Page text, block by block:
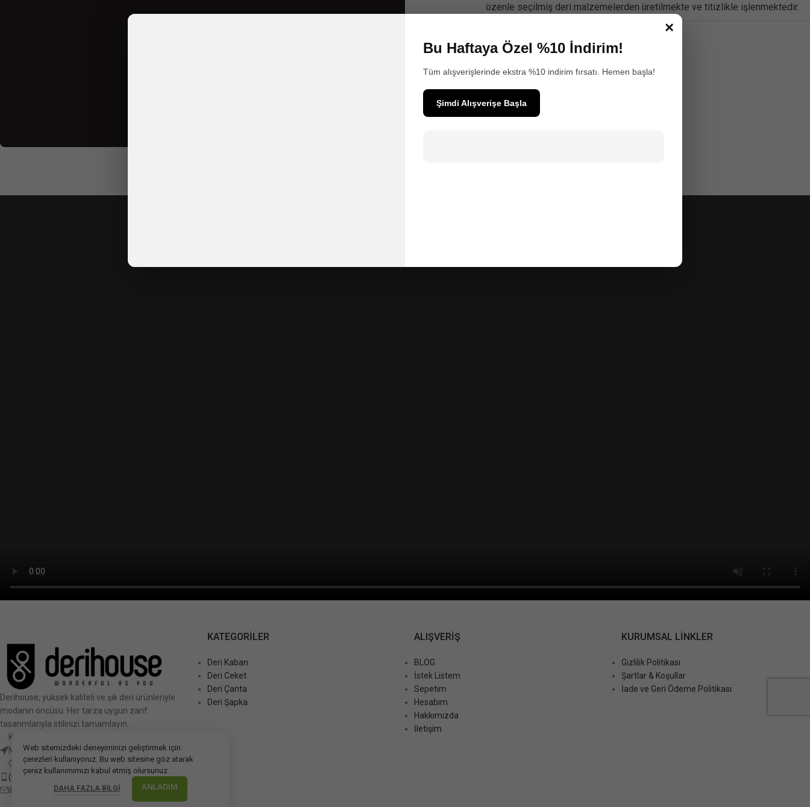
özenle seçilmiş deri malzemelerden üretilmekte ve titizlikle işlenmektedir.
Sosyal Medya'da Biz
Derihouse, yüksek kaliteli ve şık deri ürünleriyle
modanın öncüsü. Her tarza uygun zarif
tasarımlarıyla stilinizi tamamlayın.
Kalkınma mahallesi Devlet Karayolu Caddesi
No:111 ForumAVM Kat: Zemin No:2, 61000
Ortahisar/Trabzon
(0462) 330 13 13
iletisim@derihouse.com
KATEGORILER
Deri Kaban
Deri Ceket
Deri Çanta
Deri Şapka
ALIŞVERIŞ
BLOG
İstek Listem
Sepetim
Hesabım
Hakkımızda
İletişim
KURUMSAL LINKLER
Gizlilik Politikası
Şartlar & Koşullar
İade ve Geri Ödeme Politikası
Web sitemizdeki deneyiminizi geliştirmek için
çerezleri kullanıyoruz. Bu web sitesine göz atarak
çerez kullanımımızı kabul etmiş olursunuz.
DAHA FAZLA BILGI ANLADIM
×
Bu Haftaya Özel %10 İndirim!
Tüm alışverişlerinde ekstra %10 indirim fırsatı. Hemen başla!
Şimdi Alışverişe Başla